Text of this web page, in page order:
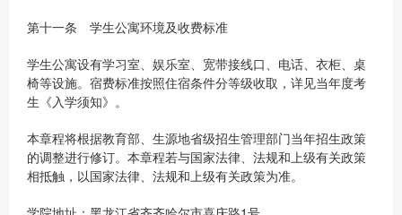
第十一条 学生公寓环境及收费标准
学生公寓设有学习室、娱乐室、宽带接线口、电话、衣柜、桌
椅等设施。宿费标准按照住宿条件分等级收取，详见当年度考
生《入学须知》。
本章程将根据教育部、生源地省级招生管理部门当年招生政策
的调整进行修订。本章程若与国家法律、法规和上级有关政策
相抵触，以国家法律、法规和上级有关政策为准。